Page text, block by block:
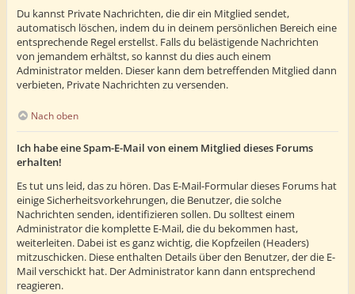
Du kannst Private Nachrichten, die dir ein Mitglied sendet,
automatisch löschen, indem du in deinem persönlichen Bereich eine
entsprechende Regel erstellst. Falls du belästigende Nachrichten
von jemandem erhältst, so kannst du dies auch einem
Administrator melden. Dieser kann dem betreffenden Mitglied dann
verbieten, Private Nachrichten zu versenden.
Nach oben
Ich habe eine Spam-E-Mail von einem Mitglied dieses Forums
erhalten!
Es tut uns leid, das zu hören. Das E-Mail-Formular dieses Forums hat
einige Sicherheitsvorkehrungen, die Benutzer, die solche
Nachrichten senden, identifizieren sollen. Du solltest einem
Administrator die komplette E-Mail, die du bekommen hast,
weiterleiten. Dabei ist es ganz wichtig, die Kopfzeilen (Headers)
mitzuschicken. Diese enthalten Details über den Benutzer, der die E-
Mail verschickt hat. Der Administrator kann dann entsprechend
reagieren.